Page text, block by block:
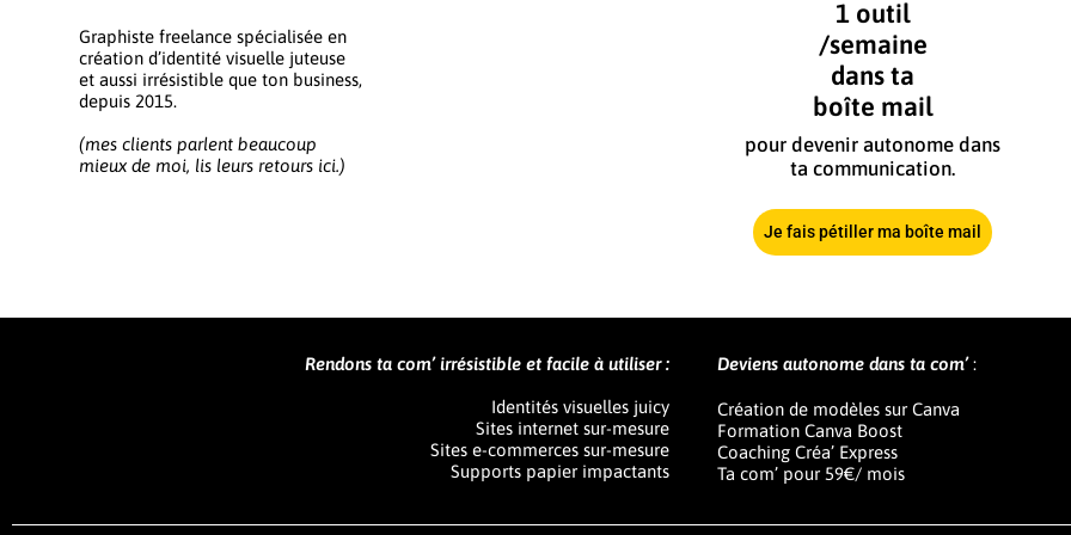
Graphiste freelance spécialisée en
création d’identité visuelle juteuse
et aussi irrésistible que ton business,
depuis 2015.
(mes clients parlent beaucoup
mieux de moi, lis leurs retours ici.)
1 outil
/semaine
dans ta
boîte mail
pour devenir autonome dans
ta communication.
Je fais pétiller ma boîte mail
Rendons ta com’ irrésistible et facile à utiliser :
Identités visuelles juicy
Sites internet sur-mesure
Sites e-commerces sur-mesure
Supports papier impactants
Deviens autonome dans ta com’:
Création de modèles sur Canva
Formation Canva Boost
Coaching Créa’ Express
Ta com’ pour 59€/ mois